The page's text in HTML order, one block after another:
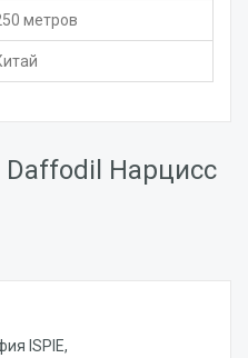
метров
Нарцисс
ISPIE